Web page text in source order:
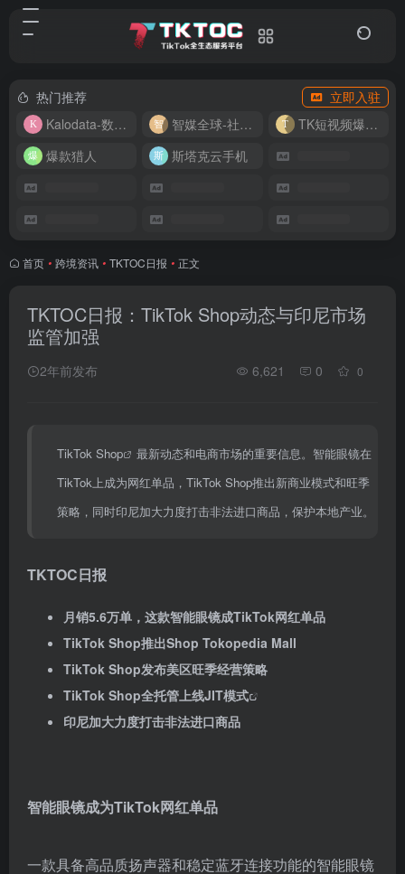
热门推荐
立即入驻
Kalodata-数据分析平台
智媒全球-社媒管理平台
TK短视频爆款复刻
爆款猎人
斯塔克云手机
首页 • 跨境资讯 • TKTOC日报 • 正文
TKTOC日报：TikTok Shop动态与印尼市场
监管加强
2年前发布 6,621 0 0
TikTok Shop
最新动态和电商市场的重要信息。智能眼镜在
TikTok上成为网红单品，TikTok Shop推出新商业模式和旺季
策略，同时印尼加大力度打击非法进口商品，保护本地产业。
TKTOC日报
月销5.6万单，这款智能眼镜成TikTok网红单品
TikTok Shop推出Shop Tokopedia Mall
TikTok Shop发布美区旺季经营策略
TikTok Shop全托管上线JIT模式
印尼加大力度打击非法进口商品
智能眼镜成为TikTok网红单品
一款具备高品质扬声器和稳定蓝牙连接功能的智能眼镜